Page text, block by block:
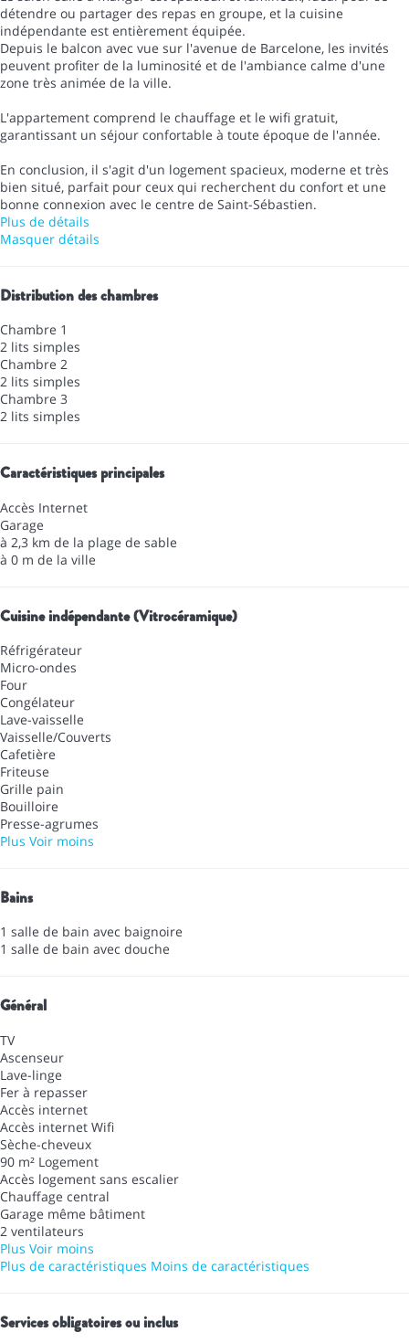
détendre ou partager des repas en groupe, et la cuisine
indépendante est entièrement équipée.
Depuis le balcon avec vue sur l'avenue de Barcelone, les invités
peuvent profiter de la luminosité et de l'ambiance calme d'une
zone très animée de la ville.
L'appartement comprend le chauffage et le wifi gratuit,
garantissant un séjour confortable à toute époque de l'année.
En conclusion, il s'agit d'un logement spacieux, moderne et très
bien situé, parfait pour ceux qui recherchent du confort et une
bonne connexion avec le centre de Saint-Sébastien.
Plus de détails
Masquer détails
Distribution des chambres
Chambre 1
2 lits simples
Chambre 2
2 lits simples
Chambre 3
2 lits simples
Caractéristiques principales
Accès Internet
Garage
à 2,3 km de la plage de sable
à 0 m de la ville
Cuisine indépendante (Vitrocéramique)
Réfrigérateur
Micro-ondes
Four
Congélateur
Lave-vaisselle
Vaisselle/Couverts
Cafetière
Friteuse
Grille pain
Bouilloire
Presse-agrumes
Plus Voir moins
Bains
1 salle de bain avec baignoire
1 salle de bain avec douche
Général
TV
Ascenseur
Lave-linge
Fer à repasser
Accès internet
Accès internet Wifi
Sèche-cheveux
90 m² Logement
Accès logement sans escalier
Chauffage central
Garage même bâtiment
2 ventilateurs
Plus Voir moins
Plus de caractéristiques Moins de caractéristiques
Services obligatoires ou inclus